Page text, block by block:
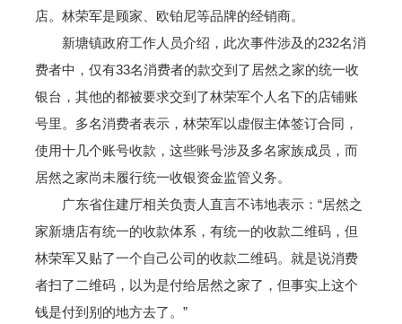
店。林荣军是顾家、欧铂尼等品牌的经销商。
新塘镇政府工作人员介绍，此次事件涉及的232名消
费者中，仅有33名消费者的款交到了居然之家的统一收
银台，其他的都被要求交到了林荣军个人名下的店铺账
号里。多名消费者表示，林荣军以虚假主体签订合同，
使用十几个账号收款，这些账号涉及多名家族成员，而
居然之家尚未履行统一收银资金监管义务。
广东省住建厅相关负责人直言不讳地表示：“居然之
家新塘店有统一的收款体系，有统一的收款二维码，但
林荣军又贴了一个自己公司的收款二维码。就是说消费
者扫了二维码，以为是付给居然之家了，但事实上这个
钱是付到别的地方去了。”